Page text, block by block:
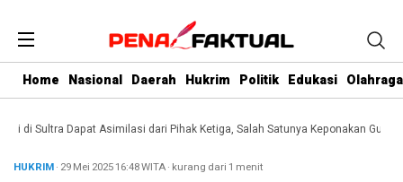
Home Nasional Daerah Hukrim Politik Edukasi Olahraga
Dapat Asimilasi dari Pihak Ketiga, Salah Satunya Keponakan Gubernur
HUKRIM· 29 Mei 202516:48WITA· kurang dari 1 menit